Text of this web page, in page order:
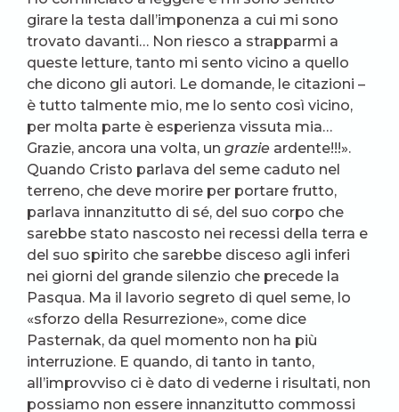
girare la testa dall’imponenza a cui mi sono
trovato davanti… Non riesco a strapparmi a
queste letture, tanto mi sento vicino a quello
che dicono gli autori. Le domande, le citazioni –
è tutto talmente mio, me lo sento così vicino,
per molta parte è esperienza vissuta mia…
Grazie, ancora una volta, un grazie ardente!!!».
Quando Cristo parlava del seme caduto nel
terreno, che deve morire per portare frutto,
parlava innanzitutto di sé, del suo corpo che
sarebbe stato nascosto nei recessi della terra e
del suo spirito che sarebbe disceso agli inferi
nei giorni del grande silenzio che precede la
Pasqua. Ma il lavorio segreto di quel seme, lo
«sforzo della Resurrezione», come dice
Pasternak, da quel momento non ha più
interruzione. E quando, di tanto in tanto,
all’improvviso ci è dato di vederne i risultati, non
possiamo non essere innanzitutto commossi